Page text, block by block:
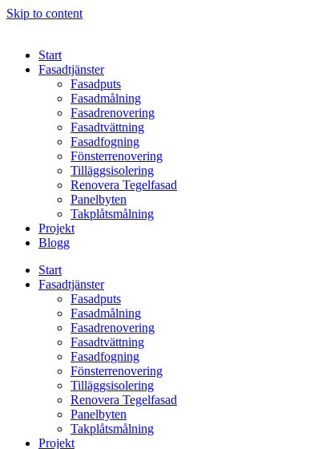
Skip to content
Start
Fasadtjänster
Fasadputs
Fasadmålning
Fasadrenovering
Fasadtvättning
Fasadfogning
Fönsterrenovering
Tilläggsisolering
Renovera Tegelfasad
Panelbyten
Takplåtsmålning
Projekt
Blogg
Start
Fasadtjänster
Fasadputs
Fasadmålning
Fasadrenovering
Fasadtvättning
Fasadfogning
Fönsterrenovering
Tilläggsisolering
Renovera Tegelfasad
Panelbyten
Takplåtsmålning
Projekt